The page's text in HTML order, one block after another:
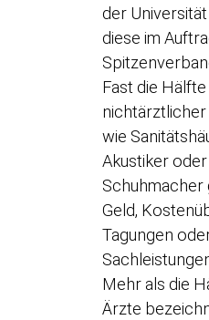
der
diese im
Fast die
wie
Akustiker
Schuhmacher
Geld,
Tagungen
Mehr als die
Ärzte